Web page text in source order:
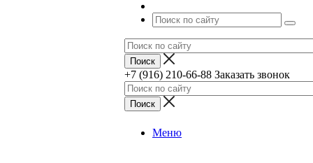
+7 (916) 210-66-88 Заказать звонок
Меню